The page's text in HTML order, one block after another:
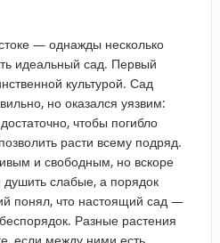
— однажды несколько
идеальный сад. Первый
культурой. Сад
но оказался уязвим:
чтобы погибло
расти всему подряд.
и свободным, но вскоре
слабые, а порядок
понял, что настоящий сад —
Разные растения